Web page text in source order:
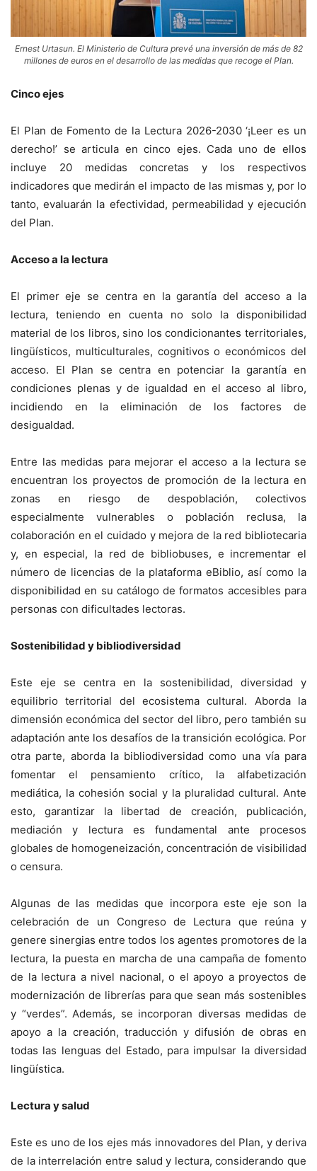
Ernest Urtasun. El Ministerio de Cultura prevé una inversión de más de 82
millones de euros en el desarrollo de las medidas que recoge el Plan.
Cinco ejes
El Plan de Fomento de la Lectura 2026-2030 ‘¡Leer es un
derecho!’ se articula en cinco ejes. Cada uno de ellos
incluye 20 medidas concretas y los respectivos
indicadores que medirán el impacto de las mismas y, por lo
tanto, evaluarán la efectividad, permeabilidad y ejecución
del Plan.
Acceso a la lectura
El primer eje se centra en la garantía del acceso a la
lectura, teniendo en cuenta no solo la disponibilidad
material de los libros, sino los condicionantes territoriales,
lingüísticos, multiculturales, cognitivos o económicos del
acceso. El Plan se centra en potenciar la garantía en
condiciones plenas y de igualdad en el acceso al libro,
incidiendo en la eliminación de los factores de
desigualdad.
Entre las medidas para mejorar el acceso a la lectura se
encuentran los proyectos de promoción de la lectura en
zonas en riesgo de despoblación, colectivos
especialmente vulnerables o población reclusa, la
colaboración en el cuidado y mejora de la red bibliotecaria
y, en especial, la red de bibliobuses, e incrementar el
número de licencias de la plataforma eBiblio, así como la
disponibilidad en su catálogo de formatos accesibles para
personas con dificultades lectoras.
Sostenibilidad y bibliodiversidad
Este eje se centra en la sostenibilidad, diversidad y
equilibrio territorial del ecosistema cultural. Aborda la
dimensión económica del sector del libro, pero también su
adaptación ante los desafíos de la transición ecológica. Por
otra parte, aborda la bibliodiversidad como una vía para
fomentar el pensamiento crítico, la alfabetización
mediática, la cohesión social y la pluralidad cultural. Ante
esto, garantizar la libertad de creación, publicación,
mediación y lectura es fundamental ante procesos
globales de homogeneización, concentración de visibilidad
o censura.
Algunas de las medidas que incorpora este eje son la
celebración de un Congreso de Lectura que reúna y
genere sinergias entre todos los agentes promotores de la
lectura, la puesta en marcha de una campaña de fomento
de la lectura a nivel nacional, o el apoyo a proyectos de
modernización de librerías para que sean más sostenibles
y “verdes”. Además, se incorporan diversas medidas de
apoyo a la creación, traducción y difusión de obras en
todas las lenguas del Estado, para impulsar la diversidad
lingüística.
Lectura y salud
Este es uno de los ejes más innovadores del Plan, y deriva
de la interrelación entre salud y lectura, considerando que